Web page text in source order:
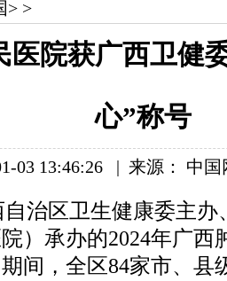
> >
医院获广西卫健
心”称号
03 13:46:26 | 来源： 中
治区卫生健康委主
院）承办的2024年广
间，全区84家市、县